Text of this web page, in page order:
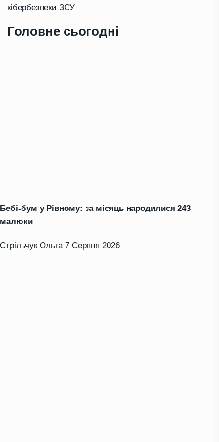
кібербезпеки ЗСУ
Головне сьогодні
Бебі-бум у Рівному: за місяць народилися 243
малюки
Стрільчук Ольга 7 Серпня 2026